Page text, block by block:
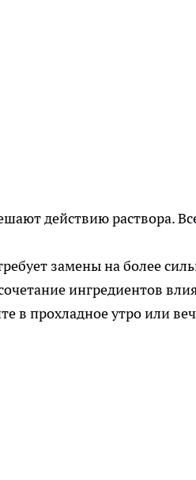
действию раствора.
замены на более
ингредиентов
в прохладное утро или